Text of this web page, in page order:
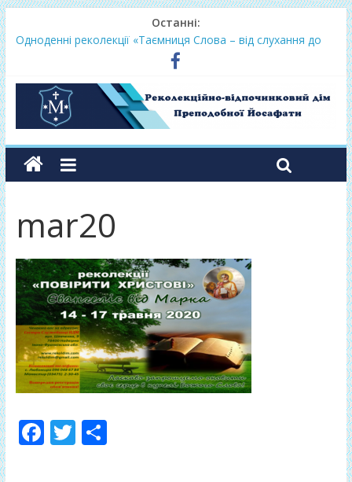
Останні:
Одноденні реколекції «Таємниця Слова – від слухання до
Lectio Divina – єв.Матея 2026
Нове життя в Христі – осінь 2026
Фундамент у вересні 2026
mar20
F T П